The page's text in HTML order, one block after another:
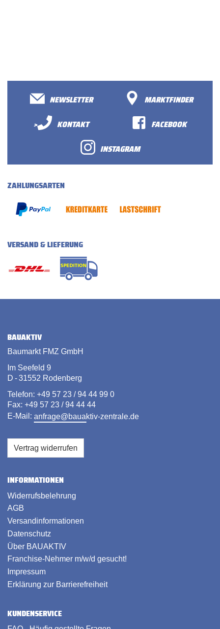
NEWSLETTER
MARKTFINDER
>
KONTAKT
FACEBOOK
INSTAGRAM
ZAHLUNGSARTEN
VERSAND & LIEFERUNG
BAUAKTIV
Baumarkt FMZ GmbH
Im Seefeld 9
D - 31552 Rodenberg
Telefon: +49 57 23 / 94 44 99 0
Fax: +49 57 23 / 94 44 44
E-Mail: anfrage@bauaktiv-zentrale.de
Vertrag widerrufen
INFORMATIONEN
Widerrufsbelehrung
AGB
Versandinformationen
Datenschutz
Über BAUAKTIV
Franchise-Nehmer m/w/d gesucht!
Impressum
Erklärung zur Barrierefreiheit
KUNDENSERVICE